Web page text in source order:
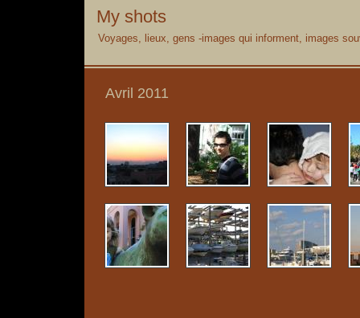
My shots
Voyages, lieux, gens -images qui informent, images
Avril 2011